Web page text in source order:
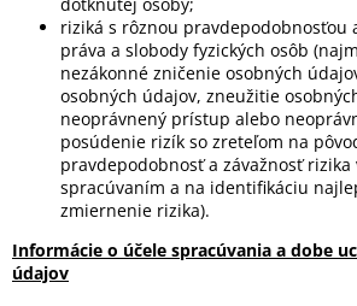
riziká s rôznou pravdepodobnosťou
práva a slobody fyzických osôb
nezákonné zničenie osobných
osobných údajov, zneužitie
neoprávnený prístup alebo
posúdenie rizík so zreteľom na
pravdepodobnosť a závažnosť rizika
spracúvaním a na identifikáciu
zmiernenie rizika).
Informácie o účele spracúvania a dobe
údajov